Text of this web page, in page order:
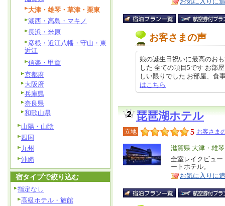
お客さまの声
娘の誕生日祝いに最高のお
した 全ての項目5です お部
しい限りでした お部屋、
はこちら
琵琶湖ホテル
立地 5 お客さま
エ
リ
ア
滋賀県 大津・雄
特
全室レイクビュ
ートホテル。
お気に入りに
大津・雄琴・草津・栗東
湖西・高島・マキノ
長浜・米原
彦根・近江八幡・守山・東
近江
信楽・甲賀
京都府
大阪府
兵庫県
奈良県
和歌山県
山陽・山陰
四国
九州
沖縄
宿タイプで絞り込む
指定なし
高級ホテル・旅館